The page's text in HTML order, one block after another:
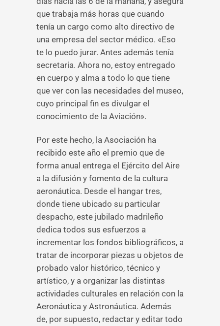
que trabaja más horas que cuando
tenía un cargo como alto directivo de
una empresa del sector médico. «Eso
te lo puedo jurar. Antes además tenía
secretaria. Ahora no, estoy entregado
en cuerpo y alma a todo lo que tiene
que ver con las necesidades del museo,
cuyo principal fin es divulgar el
conocimiento de la Aviación».
Por este hecho, la Asociación ha
recibido este año el premio que de
forma anual entrega el Ejército del Aire
a la difusión y fomento de la cultura
aeronáutica. Desde el hangar tres,
donde tiene ubicado su particular
despacho, este jubilado madrileño
dedica todos sus esfuerzos a
incrementar los fondos bibliográficos, a
tratar de incorporar piezas u objetos de
probado valor histórico, técnico y
artístico, y a organizar las distintas
actividades culturales en relación con la
Aeronáutica y Astronáutica. Además
de, por supuesto, redactar y editar todo